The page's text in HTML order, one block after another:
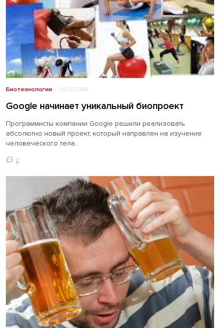
Биотехнологии 30.07.2014
Google начинает уникальный биопроект
Программисты компании Google решили реализовать
абсолютно новый проект, который направлен на изучение
человеческого тела.
2